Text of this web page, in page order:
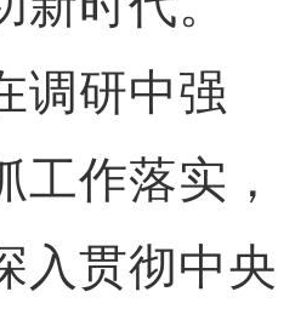
研中强
工作落实，
入贯彻中央